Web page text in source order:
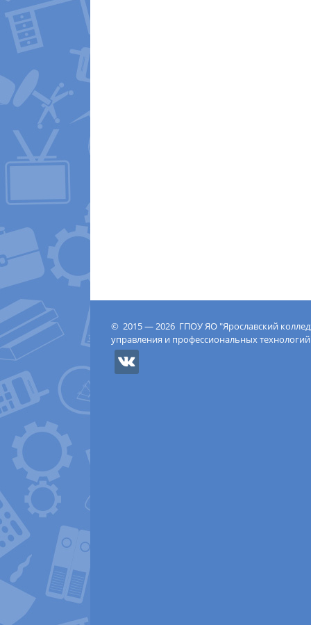
© 2015 — 2026 ГПОУ ЯО "Ярославский
управления и профессиональных